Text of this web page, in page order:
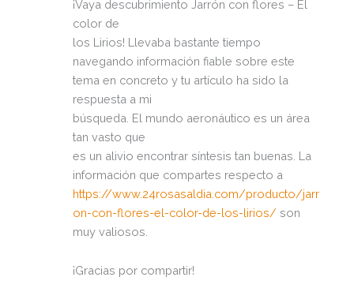
¡Vaya descubrimiento Jarrón con flores – El
color de
los Lirios! Llevaba bastante tiempo
navegando información fiable sobre este
tema en concreto y tu artículo ha sido la
respuesta a mi
búsqueda. El mundo aeronáutico es un área
tan vasto que
es un alivio encontrar síntesis tan buenas. La
información que compartes respecto a
https://www.24rosasaldia.com/producto/jarr
on-con-flores-el-color-de-los-lirios/son
muy valiosos.
¡Gracias por compartir!